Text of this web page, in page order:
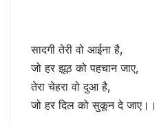
सादगी तेरी वो आईना है,
जो हर झूठ को पहचान जाए,
तेरा चेहरा वो दुआ है,
जो हर दिल को सुकून दे जाए।।